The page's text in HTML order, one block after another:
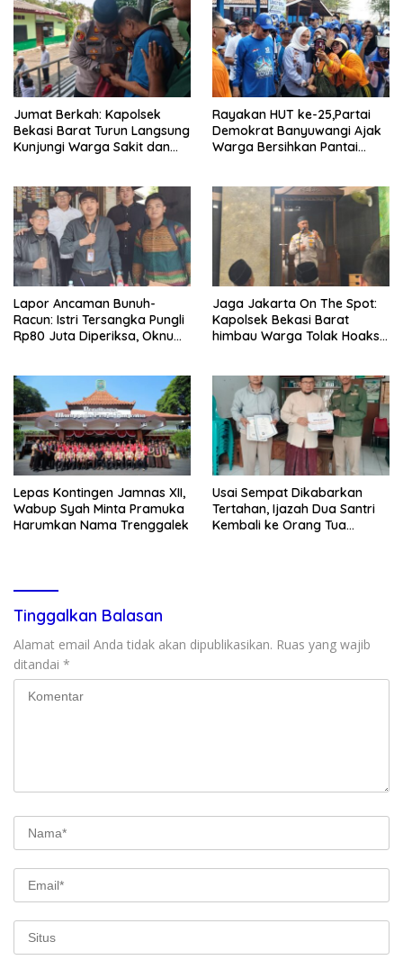
Jumat Berkah: Kapolsek
Bekasi Barat Turun Langsung
Kunjungi Warga Sakit dan
Rayakan HUT ke-25,Partai
Demokrat Banyuwangi Ajak
Warga Bersihkan Pantai
Lapor Ancaman Bunuh-
Racun: Istri Tersangka Pungli
Rp80 Juta Diperiksa, Oknum
Jaga Jakarta On The Spot:
Kapolsek Bekasi Barat
himbau Warga Tolak Hoaks
Lepas Kontingen Jamnas XII,
Wabup Syah Minta Pramuka
Harumkan Nama Trenggalek
Usai Sempat Dikabarkan
Tertahan, Ijazah Dua Santri
Kembali ke Orang Tua
Tinggalkan Balasan
Alamat email Anda tidak akan dipublikasikan. Ruas yang wajib
ditandai *